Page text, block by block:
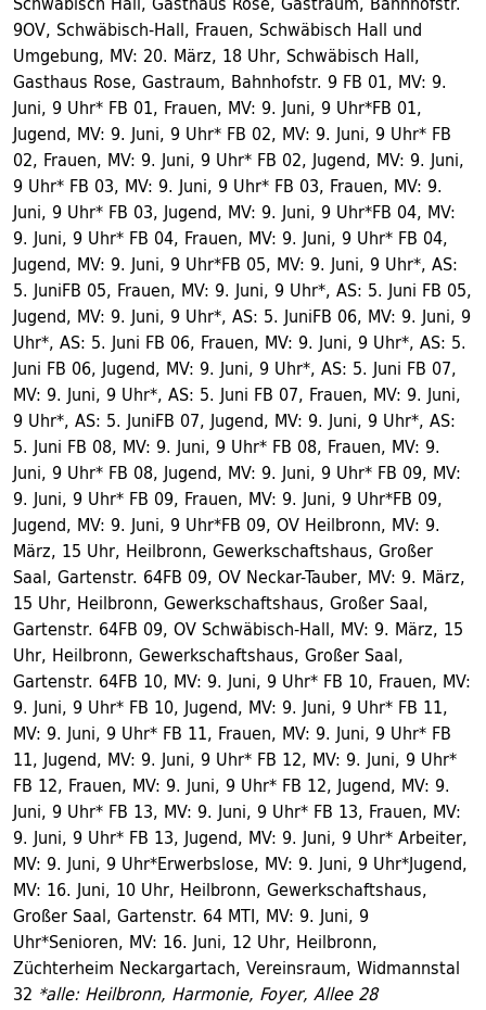
9OV, Schwäbisch-Hall, Frauen, Schwäbisch Hall und
Umgebung, MV: 20. März, 18 Uhr, Schwäbisch Hall,
Gasthaus Rose, Gastraum, Bahnhofstr. 9 FB 01, MV: 9.
Juni, 9 Uhr* FB 01, Frauen, MV: 9. Juni, 9 Uhr*FB 01,
Jugend, MV: 9. Juni, 9 Uhr* FB 02, MV: 9. Juni, 9 Uhr* FB
02, Frauen, MV: 9. Juni, 9 Uhr* FB 02, Jugend, MV: 9. Juni,
9 Uhr* FB 03, MV: 9. Juni, 9 Uhr* FB 03, Frauen, MV: 9.
Juni, 9 Uhr* FB 03, Jugend, MV: 9. Juni, 9 Uhr*FB 04, MV:
9. Juni, 9 Uhr* FB 04, Frauen, MV: 9. Juni, 9 Uhr* FB 04,
Jugend, MV: 9. Juni, 9 Uhr*FB 05, MV: 9. Juni, 9 Uhr*, AS:
5. JuniFB 05, Frauen, MV: 9. Juni, 9 Uhr*, AS: 5. Juni FB 05,
Jugend, MV: 9. Juni, 9 Uhr*, AS: 5. JuniFB 06, MV: 9. Juni, 9
Uhr*, AS: 5. Juni FB 06, Frauen, MV: 9. Juni, 9 Uhr*, AS: 5.
Juni FB 06, Jugend, MV: 9. Juni, 9 Uhr*, AS: 5. Juni FB 07,
MV: 9. Juni, 9 Uhr*, AS: 5. Juni FB 07, Frauen, MV: 9. Juni,
9 Uhr*, AS: 5. JuniFB 07, Jugend, MV: 9. Juni, 9 Uhr*, AS:
5. Juni FB 08, MV: 9. Juni, 9 Uhr* FB 08, Frauen, MV: 9.
Juni, 9 Uhr* FB 08, Jugend, MV: 9. Juni, 9 Uhr* FB 09, MV:
9. Juni, 9 Uhr* FB 09, Frauen, MV: 9. Juni, 9 Uhr*FB 09,
Jugend, MV: 9. Juni, 9 Uhr*FB 09, OV Heilbronn, MV: 9.
März, 15 Uhr, Heilbronn, Gewerkschaftshaus, Großer
Saal, Gartenstr. 64FB 09, OV Neckar-Tauber, MV: 9. März,
15 Uhr, Heilbronn, Gewerkschaftshaus, Großer Saal,
Gartenstr. 64FB 09, OV Schwäbisch-Hall, MV: 9. März, 15
Uhr, Heilbronn, Gewerkschaftshaus, Großer Saal,
Gartenstr. 64FB 10, MV: 9. Juni, 9 Uhr* FB 10, Frauen, MV:
9. Juni, 9 Uhr* FB 10, Jugend, MV: 9. Juni, 9 Uhr* FB 11,
MV: 9. Juni, 9 Uhr* FB 11, Frauen, MV: 9. Juni, 9 Uhr* FB
11, Jugend, MV: 9. Juni, 9 Uhr* FB 12, MV: 9. Juni, 9 Uhr*
FB 12, Frauen, MV: 9. Juni, 9 Uhr* FB 12, Jugend, MV: 9.
Juni, 9 Uhr* FB 13, MV: 9. Juni, 9 Uhr* FB 13, Frauen, MV:
9. Juni, 9 Uhr* FB 13, Jugend, MV: 9. Juni, 9 Uhr* Arbeiter,
MV: 9. Juni, 9 Uhr*Erwerbslose, MV: 9. Juni, 9 Uhr*Jugend,
MV: 16. Juni, 10 Uhr, Heilbronn, Gewerkschaftshaus,
Großer Saal, Gartenstr. 64 MTI, MV: 9. Juni, 9
Uhr*Senioren, MV: 16. Juni, 12 Uhr, Heilbronn,
Züchterheim Neckargartach, Vereinsraum, Widmannstal
32 *alle: Heilbronn, Harmonie, Foyer, Allee 28